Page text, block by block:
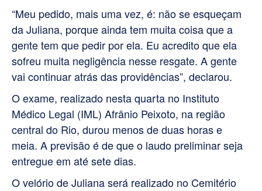
“Meu pedido, mais uma vez, é: não se esqueçam
da Juliana, porque ainda tem muita coisa que a
gente tem que pedir por ela. Eu acredito que ela
sofreu muita negligência nesse resgate. A gente
vai continuar atrás das providências”, declarou.
O exame, realizado nesta quarta no Instituto
Médico Legal (IML) Afrânio Peixoto, na região
central do Rio, durou menos de duas horas e
meia. A previsão é de que o laudo preliminar seja
entregue em até sete dias.
O velório de Juliana será realizado no Cemitério